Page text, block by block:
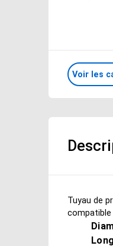
Voir les
Tuyau de
compatible